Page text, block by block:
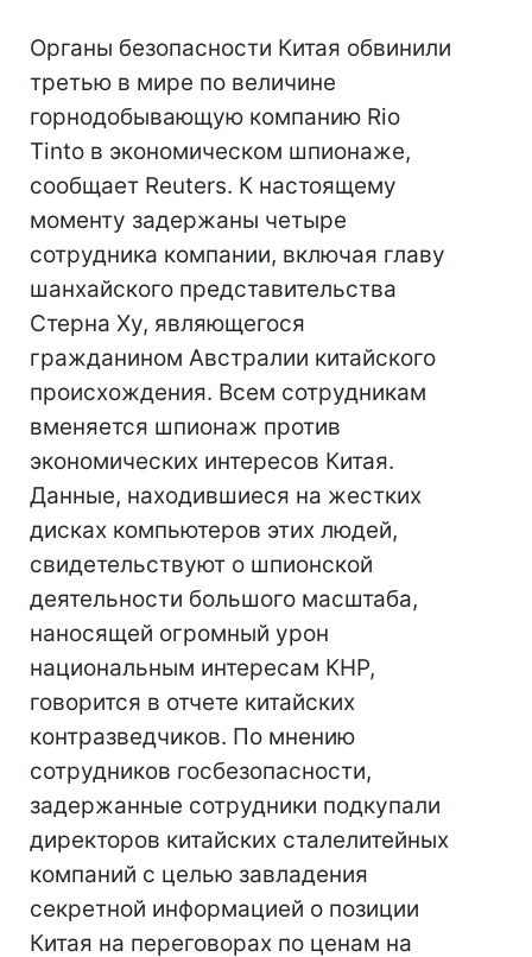
Органы безопасности Китая обвинили
третью в мире по величине
горнодобывающую компанию Rio
Tinto в экономическом шпионаже,
сообщает Reuters. К настоящему
моменту задержаны четыре
сотрудника компании, включая главу
шанхайского представительства
Стерна Ху, являющегося
гражданином Австралии китайского
происхождения. Всем сотрудникам
вменяется шпионаж против
экономических интересов Китая.
Данные, находившиеся на жестких
дисках компьютеров этих людей,
свидетельствуют о шпионской
деятельности большого масштаба,
наносящей огромный урон
национальным интересам КНР,
говорится в отчете китайских
контразведчиков. По мнению
сотрудников госбезопасности,
задержанные сотрудники подкупали
директоров китайских сталелитейных
компаний с целью завладения
секретной информацией о позиции
Китая на переговорах по ценам на